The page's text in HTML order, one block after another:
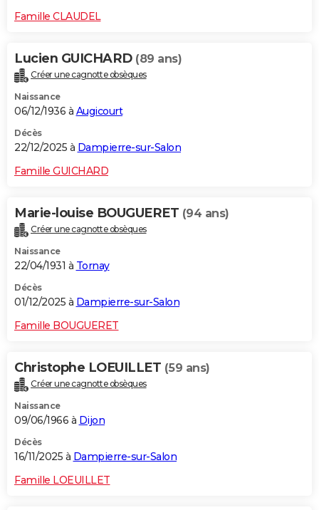
Famille CLAUDEL
Lucien GUICHARD (89 ans)
Créer une cagnotte obsèques
Naissance
06/12/1936 à Augicourt
Décès
22/12/2025 à Dampierre-sur-Salon
Famille GUICHARD
Marie-louise BOUGUERET (94 ans)
Créer une cagnotte obsèques
Naissance
22/04/1931 à Tornay
Décès
01/12/2025 à Dampierre-sur-Salon
Famille BOUGUERET
Christophe LOEUILLET (59 ans)
Créer une cagnotte obsèques
Naissance
09/06/1966 à Dijon
Décès
16/11/2025 à Dampierre-sur-Salon
Famille LOEUILLET